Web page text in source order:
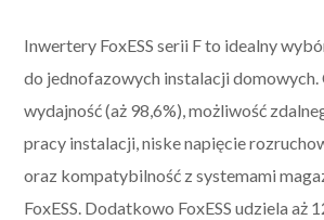
Inwertery FoxESS serii F to idealny
do jednofazowych instalacji domowych.
wydajność (aż 98,6%), możliwość
pracy instalacji, niske napięcie
oraz kompatybilność z systemami
FoxESS. Dodatkowo FoxESS udziela aż